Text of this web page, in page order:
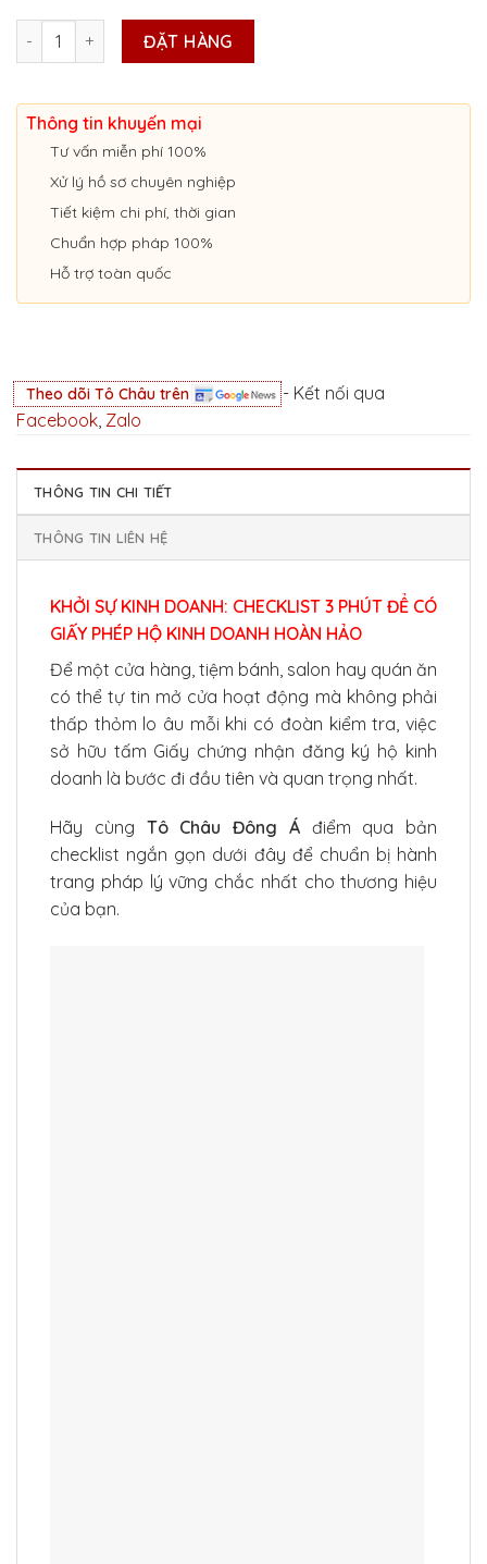
DỊCH VỤ THÀNH LẬP HỘ KINH DOANH Ở CẦN THƠ số lượng
ĐẶT HÀNG
Thông tin khuyến mại
Tư vấn miễn phí 100%
Xử lý hồ sơ chuyên nghiệp
Tiết kiệm chi phí, thời gian
Chuẩn hợp pháp 100%
Hỗ trợ toàn quốc
Theo dõi Tô Châu trên
- Kết nối qua
Facebook Zalo
THÔNG TIN CHI TIẾT
THÔNG TIN LIÊN HỆ
KHỞI SỰ KINH DOANH: CHECKLIST 3 PHÚT ĐỂ CÓ
GIẤY PHÉP HỘ KINH DOANH HOÀN HẢO
Để một cửa hàng, tiệm bánh, salon hay quán ăn
có thể tự tin mở cửa hoạt động mà không phải
thấp thỏm lo âu mỗi khi có đoàn kiểm tra, việc
sở hữu tấm Giấy chứng nhận đăng ký hộ kinh
doanh là bước đi đầu tiên và quan trọng nhất.
Hãy cùng Tô Châu Đông Áđiểm qua bản
checklist ngắn gọn dưới đây để chuẩn bị hành
trang pháp lý vững chắc nhất cho thương hiệu
của bạn.